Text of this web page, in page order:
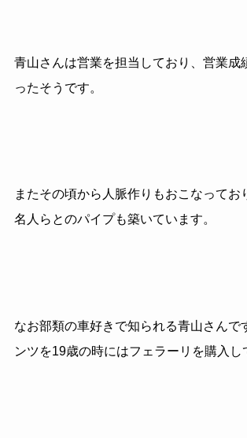
青山さんは営業を担当しており、営業成
ったそうです。
またその頃から人脈作りもおこなってお
名人らとのパイプも築いています。
なお部類の車好きで知られる青山さんで
ンツを19歳の時にはフェラーリを購入し